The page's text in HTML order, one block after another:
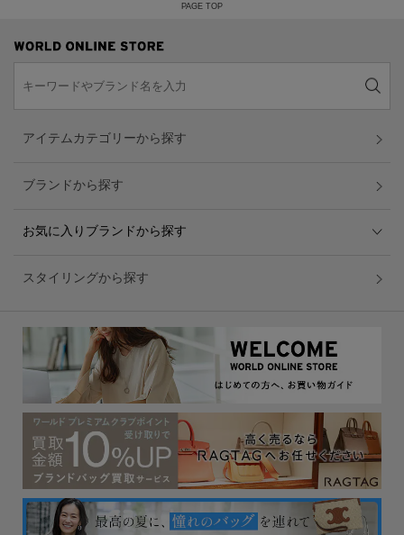
PAGE TOP
アイテムカテゴリーから探す
ブランドから探す
お気に入りブランドから探す
スタイリングから探す